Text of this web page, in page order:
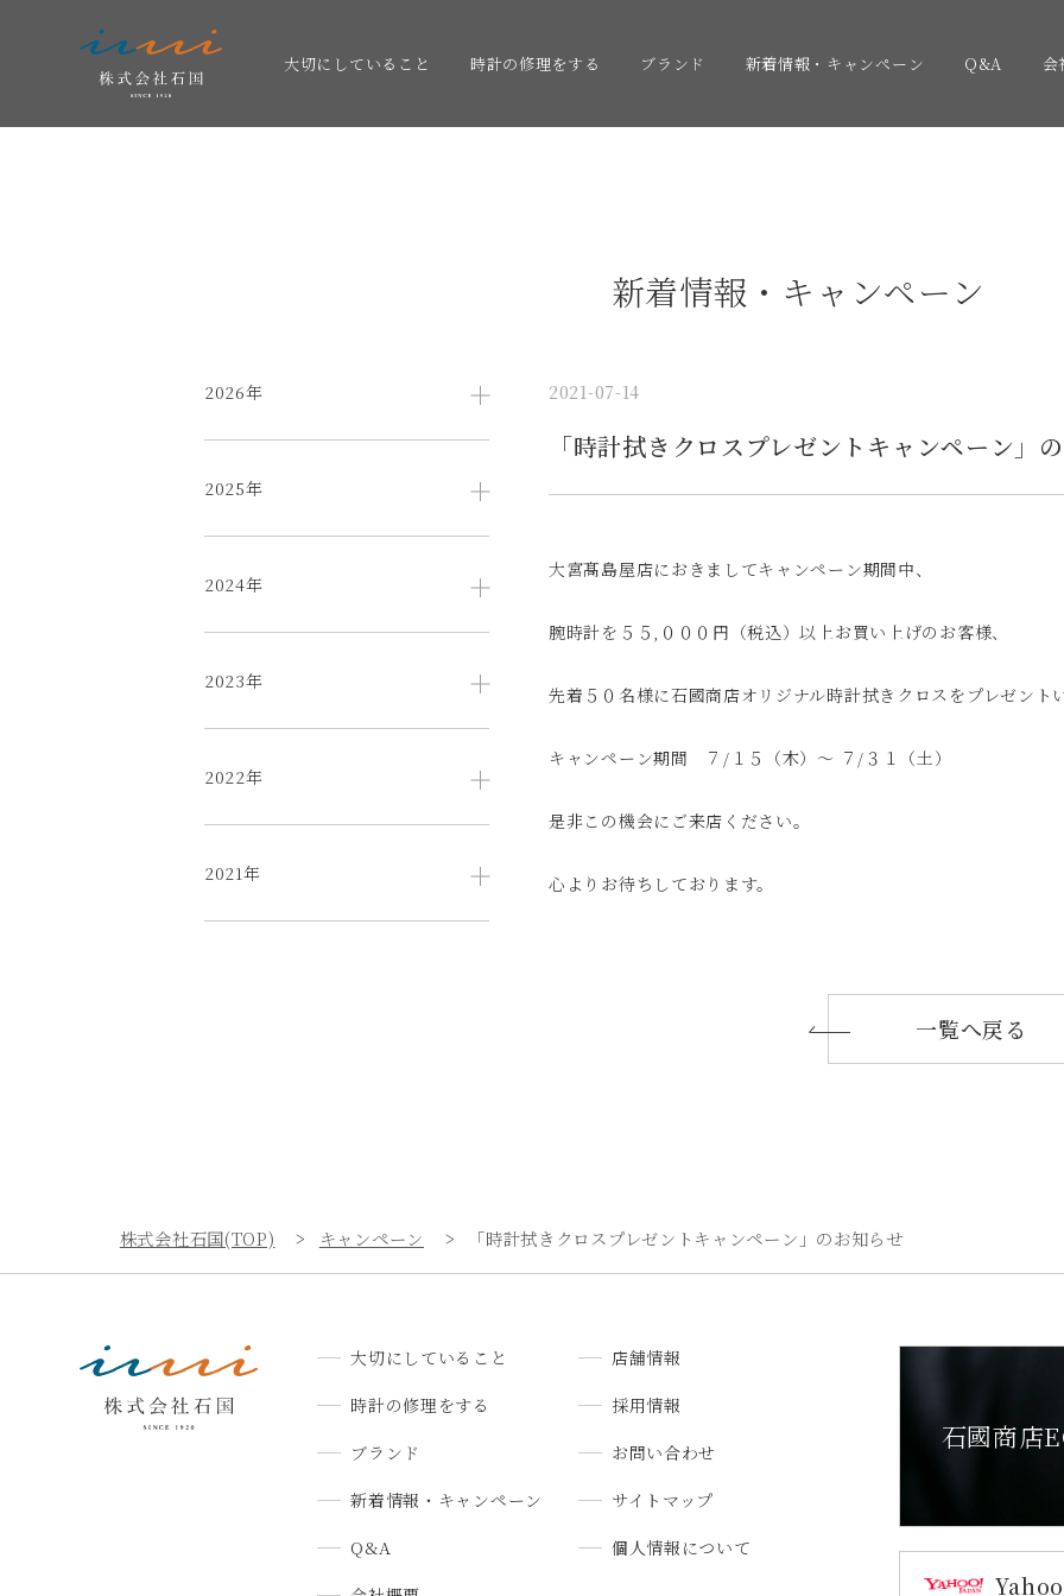
大切にしていること 時計の修理をする ブランド 新着情報・キャンペーン Q&A 会
新着情報・キャンペーン
2021-07-14
「時計拭きクロスプレゼントキャンペーン」
大宮髙島屋店におきましてキャンペーン期間中、
腕時計を５５,０００円（税込）以上お買い上げのお客様、
先着５０名様に石國商店オリジナル時計拭きクロスをプレゼント
キャンペーン期間 ７/１５（木）～ ７/３１（土）
是非この機会にご来店ください。
心よりお待ちしております。
一覧へ戻る
2026年
2025年
2024年
2023年
2022年
2021年
株式会社石国(TOP) キャンペーン 「時計拭きクロスプレゼントキャンペーン」のお知らせ
大切にしていること
時計の修理をする
ブランド
新着情報・キャンペーン
Q&A
店舗情報
採用情報
お問い合わせ
サイトマップ
個人情報について
石國商店